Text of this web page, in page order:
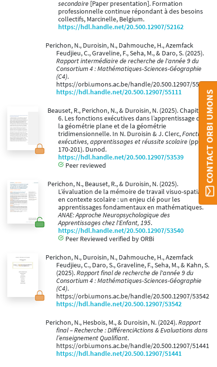
secondaire [Paper presentation]. Formation
professionnelle continue répondant à des besoins
collectifs, Marcinelle, Belgium.
https://hdl.handle.net/20.500.12907/52162
Perichon, N., Duroisin, N., Dahmouche, H., Azemfack
Feudjieu, C., Graveline, F., Seha, M., & Daro, S. (2025).
Rapport intermédiaire de recherche de l'année 9 du
Consortium 4 : Mathématiques-Sciences-Géographie
(C4).
https://orbi.umons.ac.be/handle/20.500.12907/55111
https://hdl.handle.net/20.500.12907/55111
Beauset, R., Perichon, N., & Duroisin, N. (2025). Chapitre
6. Les fonctions exécutives dans l’apprentissage de
la géométrie plane et de la géométrie
tridimensionnelle. In N. Duroisin & J. Clerc,Fonctions
exécutives, apprentissages et réussite scolaire (pp.
170-201). Dunod.
https://hdl.handle.net/20.500.12907/53539
Peer reviewed
Perichon, N., Beauset, R., & Duroisin, N. (2025).
L’évaluation de la mémoire de travail visuo-spatiale
en contexte scolaire : un enjeu clé pour les
apprentissages fondamentaux en mathématiques.
ANAE: Approche Neuropsychologique des
Apprentissages chez l'Enfant, 195.
https://hdl.handle.net/20.500.12907/53540
Peer Reviewed verified by ORBi
Perichon, N., Duroisin, N., Dahmouche, H., Azemfack
Feudjieu, C., Daro, S., Graveline, F., Seha, M., & Kahn, S.
(2025).Rapport final de recherche de l'année 9 du
Consortium 4 : Mathématiques-Sciences-Géographie
(C4).
https://orbi.umons.ac.be/handle/20.500.12907/53542
https://hdl.handle.net/20.500.12907/53542
Perichon, N., Hesbois, M., & Duroisin, N. (2024).Rapport
final – Recherche : DifférenciActions & Evaluations dans
l’enseignement Qualifiant.
https://orbi.umons.ac.be/handle/20.500.12907/51441
https://hdl.handle.net/20.500.12907/51441
CONTACT ORBI UMONS